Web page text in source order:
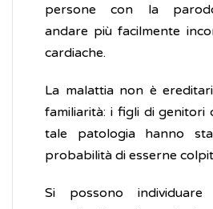
persone con la
andare più facilmente
cardiache.
La malattia non è
familiarità: i figli di genitori
tale patologia hanno
probabilità di esserne
Si possono